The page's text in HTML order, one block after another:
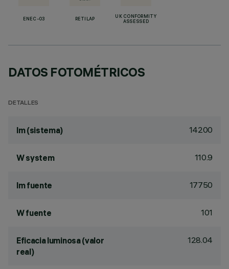
ENEC-03 RETILAP
UK CONFORMITY
ASSESSED
DATOS FOTOMÉTRICOS
DETALLES
lm (sistema) 14200
W system 110.9
lm fuente 17750
W fuente 101
Eficacia luminosa (valor
real)
128.04